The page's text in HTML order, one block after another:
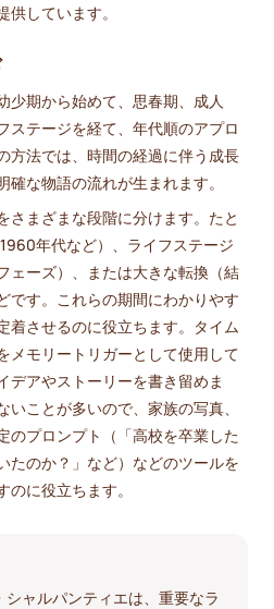
しています。
少期から始めて、思春期、成人
ステージを経て、年代順のアプロ
方法では、時間の経過に伴う成長
な物語の流れが生まれます。
さまざまな段階に分けます。たと
年代など）、ライフステージ
ェーズ）、または大きな転換（結
です。これらの期間にわかりやす
着させるのに役立ちます。タイム
メモリートリガーとして使用して
デアやストーリーを書き留めま
ことが多いので、家族の写真、
のプロンプト（「高校を卒業した
たのか？」など）などのツールを
に役立ちます。
ャルパンティエは、重要なラ